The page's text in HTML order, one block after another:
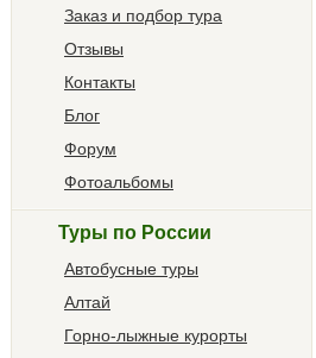
Заказ и подбор тура
Отзывы
Контакты
Блог
Форум
Фотоальбомы
Туры по России
Автобусные туры
Алтай
Горно-лыжные курорты